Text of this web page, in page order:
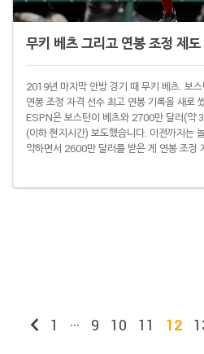
무키 베츠 그리고 연봉 조정 제도
2019년 마지막 안방 경기 때 무키 베츠. 보
연봉 조정 자격 선수 최고 연봉 기록을 새로
ESPN은 보스턴이 베츠와 2700만 달러(약
(이하 현지시간) 보도했습니다. 이전까지는
약하면서 2600만 달러를 받은 게 연봉 조정
1 ··· 9 10 11 12